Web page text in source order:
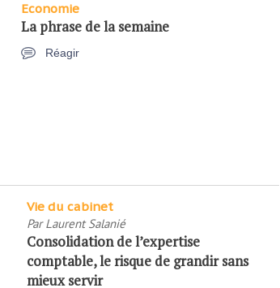
Economie
La phrase de la semaine
Réagir
Vie du cabinet
ParLaurent Salanié
Consolidation de l’expertise
comptable, le risque de grandir sans
mieux servir